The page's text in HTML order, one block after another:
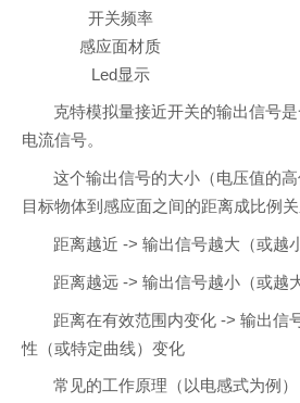
开关频率
感应面材质
Led显示
克特模拟量接近开关的输出信号
电流信号。
这个输出信号的大小（电压值的
目标物体到感应面之间的距离成比例关
距离越近 -> 输出信号越大（或越
距离越远 -> 输出信号越小（或越
距离在有效范围内变化 -> 输出信
性（或特定曲线）变化
常见的工作原理（以电感式为例）